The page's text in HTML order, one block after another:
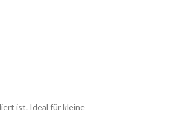
ist. Ideal für kleine